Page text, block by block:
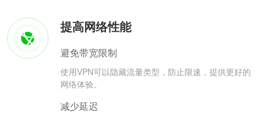
提高网络性能
避免带宽限制
使用VPN可以隐藏流量类型，防止限速，提供更好的
网络体验。
减少延迟